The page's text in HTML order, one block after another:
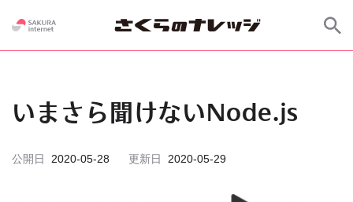
いまさら聞けないNode.js
公開日 2020-05-28 更新日 2020-05-29